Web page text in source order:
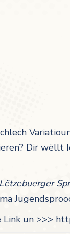
Dir wëllt
un >>>